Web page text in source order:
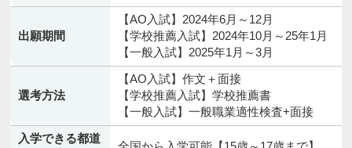
出願期間
【AO入試】2024年6月～12月
【学校推薦入試】2024年10月～25年1月
【一般入試】2025年1月～3月
選考方法
【AO入試】作文＋面接
【学校推薦入試】学校推薦書
【一般入試】一般職業適性検査+面接
入学できる都道